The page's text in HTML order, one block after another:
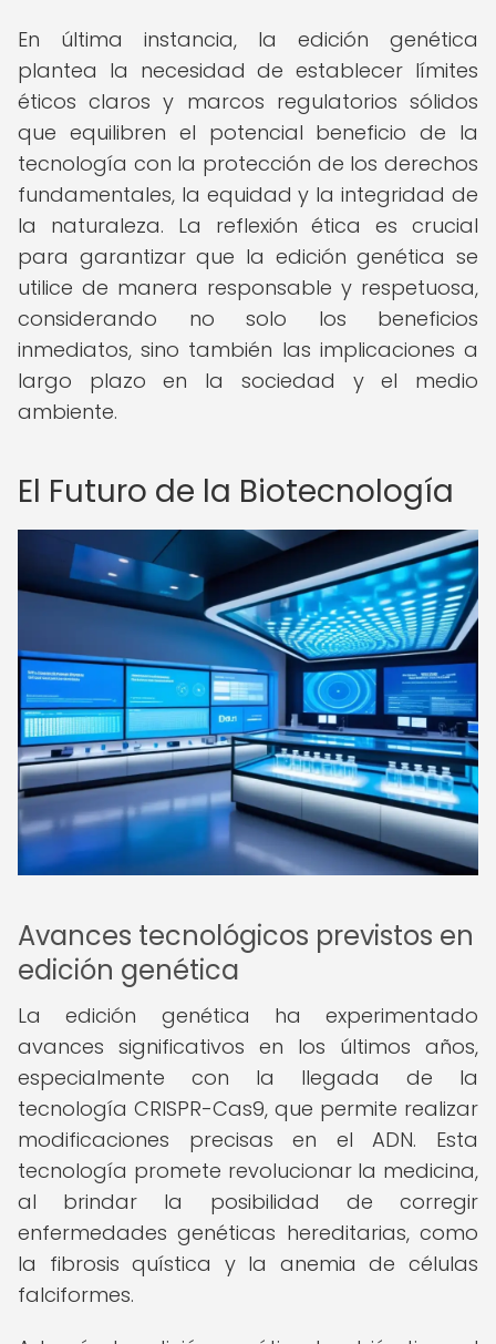
En última instancia, la edición genética
plantea la necesidad de establecer límites
éticos claros y marcos regulatorios sólidos
que equilibren el potencial beneficio de la
tecnología con la protección de los derechos
fundamentales, la equidad y la integridad de
la naturaleza. La reflexión ética es crucial
para garantizar que la edición genética se
utilice de manera responsable y respetuosa,
considerando no solo los beneficios
inmediatos, sino también las implicaciones a
largo plazo en la sociedad y el medio
ambiente.
El Futuro de la Biotecnología
Avances tecnológicos previstos en
edición genética
La edición genética ha experimentado
avances significativos en los últimos años,
especialmente con la llegada de la
tecnología CRISPR-Cas9, que permite realizar
modificaciones precisas en el ADN. Esta
tecnología promete revolucionar la medicina,
al brindar la posibilidad de corregir
enfermedades genéticas hereditarias, como
la fibrosis quística y la anemia de células
falciformes.